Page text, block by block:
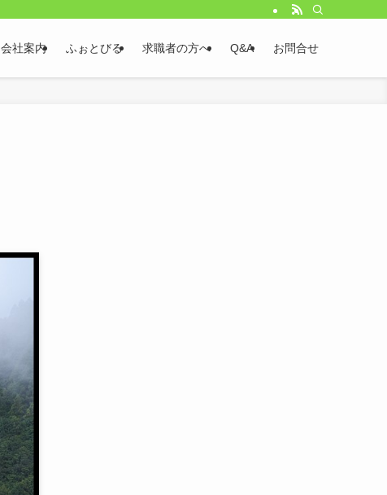
会社案内 ふぉとびる 求職者の方へ Q&A お問合せ